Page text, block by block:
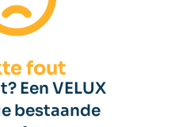
fout
Een VELUX
bestaande